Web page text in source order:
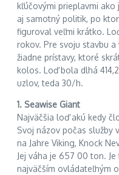
kľúčovými prieplavmi ako
aj samotný politik, po
figuroval veľmi krátko.
rokov. Pre svoju stavbu
žiadne prístavy, ktoré
kolos. Loď bola dlhá
uzlov, teda 30/h.
1. Seawise Giant
Najväčšia loď akú kedy
Svoj názov počas služby
na Jahre Viking, Knock
Jej váha je 657 00 ton.
najväčším ovládateľným